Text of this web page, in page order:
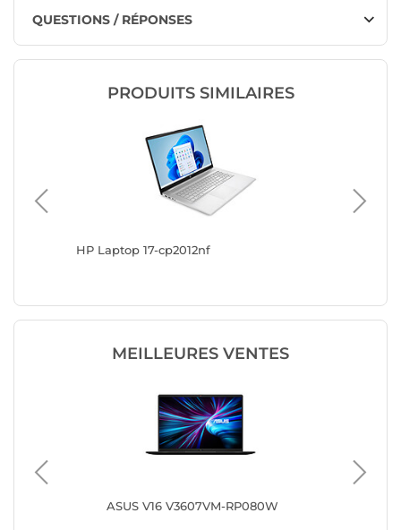
QUESTIONS / RÉPONSES
PRODUITS SIMILAIRES
HP Laptop 17-cp2012nf
MEILLEURES VENTES
ASUS V16 V3607VM-RP080W